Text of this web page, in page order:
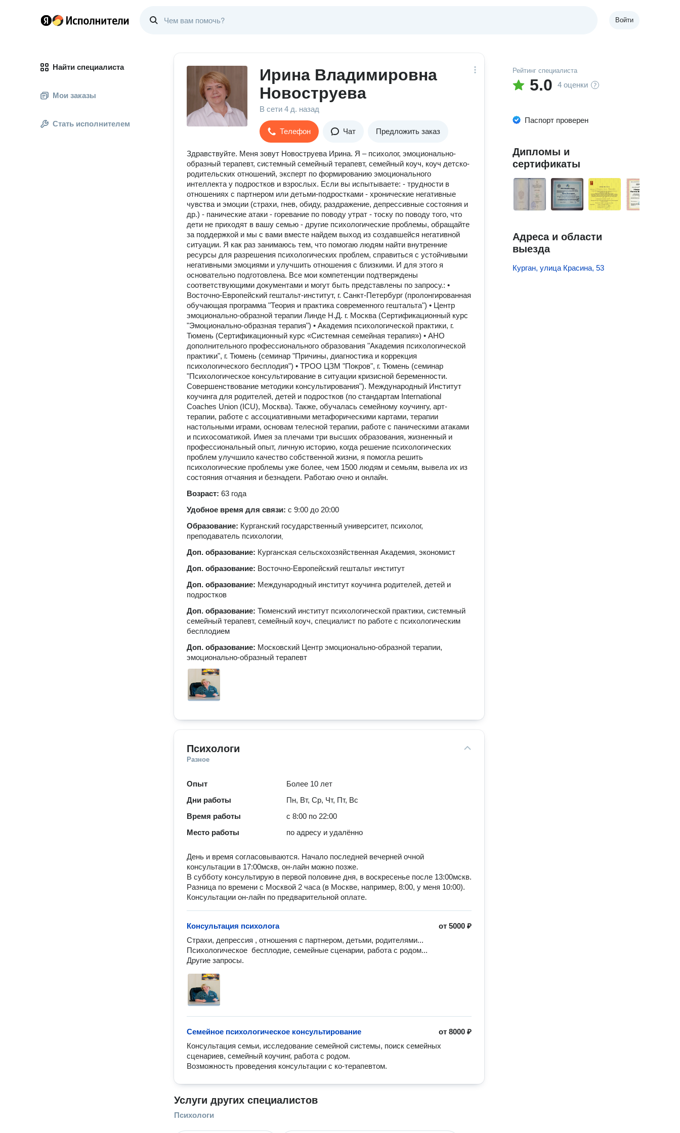
Войти
Найти специалиста
Мои заказы
Стать исполнителем
Ирина Владимировна
Новоструева
В сети 4 д. назад
Телефон Чат Предложить заказ
Здравствуйте. Меня зовут Новоструева Ирина. Я – психолог, эмоционально-
образный терапевт, системный семейный терапевт, семейный коуч, коуч детско-
родительских отношений, эксперт по формированию эмоционального
интеллекта у подростков и взрослых. Если вы испытываете: - трудности в
отношениях с партнером или детьми-подростками - хронические негативные
чувства и эмоции (страхи, гнев, обиду, раздражение, депрессивные состояния и
др.) - панические атаки - горевание по поводу утрат - тоску по поводу того, что
дети не приходят в вашу семью - другие психологические проблемы, обращайте
за поддержкой и мы с вами вместе найдем выход из создавшейся негативной
ситуации. Я как раз занимаюсь тем, что помогаю людям найти внутренние
ресурсы для разрешения психологических проблем, справиться с устойчивыми
негативными эмоциями и улучшить отношения с близкими. И для этого я
основательно подготовлена. Все мои компетенции подтверждены
соответствующими документами и могут быть представлены по запросу.: •
Восточно-Европейский гештальт-институт, г. Санкт-Петербург (пролонгированная
обучающая программа "Теория и практика современного гештальта") • Центр
эмоционально-образной терапии Линде Н.Д. г. Москва (Сертификационный курс
"Эмоционально-образная терапия") • Академия психологической практики, г.
Тюмень (Сертификационный курс «Системная семейная терапия») • АНО
дополнительного профессионального образования "Академия психологической
практики", г. Тюмень (семинар "Причины, диагностика и коррекция
психологического бесплодия") • ТРОО ЦЗМ "Покров", г. Тюмень (семинар
"Психологическое консультирование в ситуации кризисной беременности.
Совершенствование методики консультирования"). Международный Институт
коучинга для родителей, детей и подростков (по стандартам International
Coaches Union (ICU), Москва). Также, обучалась семейному коучингу, арт-
терапии, работе с ассоциативными метафорическими картами, терапии
настольными играми, основам телесной терапии, работе с паническими атаками
и психосоматикой. Имея за плечами три высших образования, жизненный и
профессиональный опыт, личную историю, когда решение психологических
проблем улучшило качество собственной жизни, я помогла решить
психологические проблемы уже более, чем 1500 людям и семьям, вывела их из
состояния отчаяния и безнадеги. Работаю очно и онлайн.
Возраст: 63 года
Удобное время для связи: с 9:00 до 20:00
Образование: Курганский государственный университет, психолог,
преподаватель психологии,
Доп. образование: Курганская сельскохозяйственная Академия, экономист
Доп. образование: Восточно-Европейский гештальт институт
Доп. образование: Международный институт коучинга родителей, детей и
подростков
Доп. образование: Тюменский институт психологической практики, системный
семейный терапевт, семейный коуч, специалист по работе с психологическим
бесплодием
Доп. образование: Московский Центр эмоционально-образной терапии,
эмоционально-образный терапевт
Психологи
Разное
Опыт
Более 10 лет
Дни работы
Пн, Вт, Ср, Чт, Пт, Вс
Время работы
с 8:00 по 22:00
Место работы
по адресу и удалённо
День и время согласовываются. Начало последней вечерней очной
консультации в 17:00мскв, он-лайн можно позже.
В субботу консультирую в первой половине дня, в воскресенье после 13:00мскв.
Разница по времени с Москвой 2 часа (в Москве, например, 8:00, у меня 10:00).
Консультации он-лайн по предварительной оплате.
от5000 ₽
Консультация психолога
Страхи, депрессия , отношения с партнером, детьми, родителями...
Психологическое  бесплодие, семейные сценарии, работа с родом...
от8000 ₽
Семейное психологическое консультирование
Консультация семьи, исследование семейной системы, поиск семейных
сценариев, семейный коучинг, работа с родом.
Возможность проведения консультации с ко-терапевтом.
Услуги других специалистов
Психологи
Рейтинг специалиста
5.0 4 оценки
Паспорт проверен
Дипломы и
сертификаты
Адреса и области
выезда
Курган, улица Красина, 53